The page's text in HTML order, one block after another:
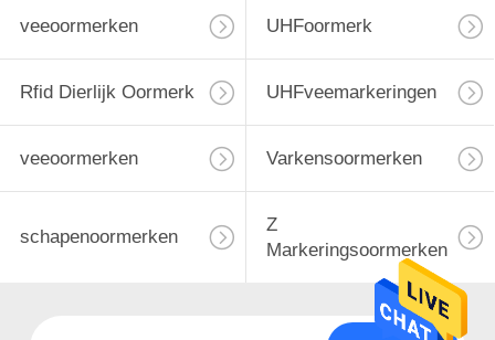
veeoormerken UHFoormerk
Rfid Dierlijk Oormerk UHFveemarkeringen
veeoormerken Varkensoormerken
schapenoormerken
Z
Markeringsoormerken